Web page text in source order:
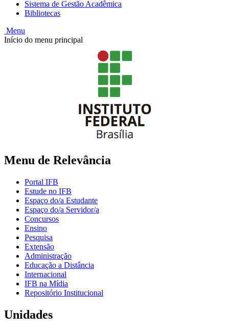
Sistema de Gestão Acadêmica
Bibliotecas
Menu
Início do menu principal
Menu de Relevância
Portal IFB
Estude no IFB
Espaço do/a Estudante
Espaço do/a Servidor/a
Concursos
Ensino
Pesquisa
Extensão
Administração
Educação a Distância
Internacional
IFB na Mídia
Repositório Institucional
Unidades